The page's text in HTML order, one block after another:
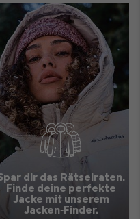
dir das Rätselraten.
Finde deine perfekte
Jacke mit unserem
Jacken‑Finder.